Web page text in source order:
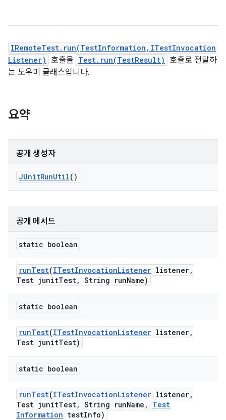
IRemoteTest.run(TestInformation,ITestInvocation
Listener)
호출을 Test.run(TestResult)
호출로 전달하
는 도우미 클래스입니다.
요약
공개 생성자
JUnitRunUtil()
공개 메서드
static boolean
runTest(ITestInvocationListener listener,
Test junitTest, String runName)
static boolean
runTest(ITestInvocationListener listener,
Test junitTest)
static boolean
runTest(ITestInvocationListener listener,
Test junitTest, String runName ,
Test
Information testInfo)